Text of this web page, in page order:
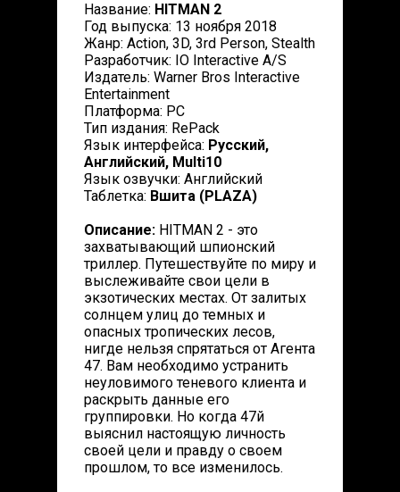
Название: HITMAN 2
Год выпуска: 13 ноября 2018
Жанр: Action, 3D, 3rd Person, Stealth
Разработчик: IO Interactive A/S
Издатель: Warner Bros Interactive
Entertainment
Платформа: PC
Тип издания: RePack
Язык интерфейса: Русский,
Английский, Multi10
Язык озвучки: Английский
Таблетка: Вшита (PLAZA)
Описание: HITMAN 2 - это
захватывающий шпионский
триллер. Путешествуйте по миру и
выслеживайте свои цели в
экзотических местах. От залитых
солнцем улиц до темных и
опасных тропических лесов,
нигде нельзя спрятаться от Агента
47. Вам необходимо устранить
неуловимого теневого клиента и
раскрыть данные его
группировки. Но когда 47й
выяснил настоящую личность
своей цели и правду о своем
прошлом, то все изменилось.